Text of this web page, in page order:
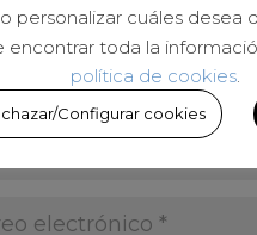
personalizar cuáles desea
encontrar toda la
política de cookies.
Configurar cookies